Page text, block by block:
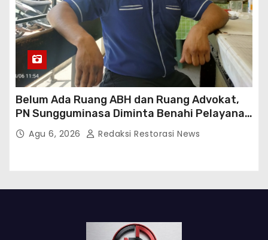
Belum Ada Ruang ABH dan Ruang Advokat,
PN Sungguminasa Diminta Benahi Pelayanan
PublikAgu 6, 2026 Redaksi Restorasi News